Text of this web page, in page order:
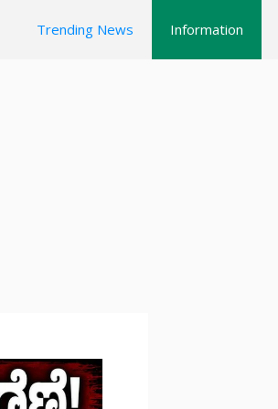
Trending News Information